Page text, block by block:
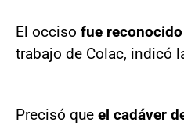
El occiso fue reconocido
trabajo de Colac, indicó
Precisó que el cadáver